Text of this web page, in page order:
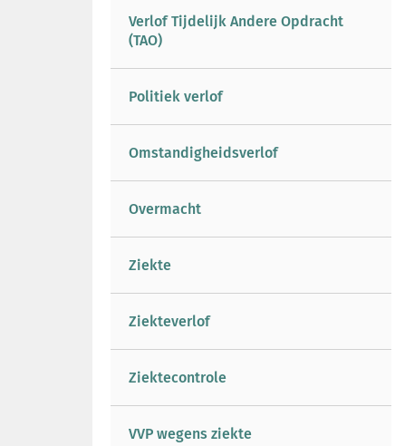
Verlof Tijdelijk Andere Opdracht
(TAO)
Politiek verlof
Omstandigheidsverlof
Overmacht
Ziekte
Ziekteverlof
Ziektecontrole
VVP wegens ziekte